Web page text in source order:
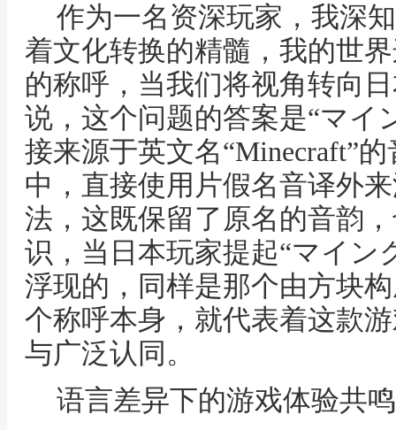
作为一名资深玩家，我深
着文化转换的精髓，我的世
的称呼，当我们将视角转向
说，这个问题的答案是“マイ
接来源于英文名“Minecraft”
中，直接使用片假名音译外
法，这既保留了原名的音韵
识，当日本玩家提起“マイン
浮现的，同样是那个由方块
个称呼本身，就代表着这款
与广泛认同。
语言差异下的游戏体验共鸣